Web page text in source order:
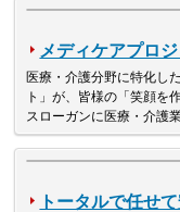
メディケアプロ
医療・介護分野に特化し
ト」が、皆様の「笑顔を
スローガンに医療・介護
トータルで任せ